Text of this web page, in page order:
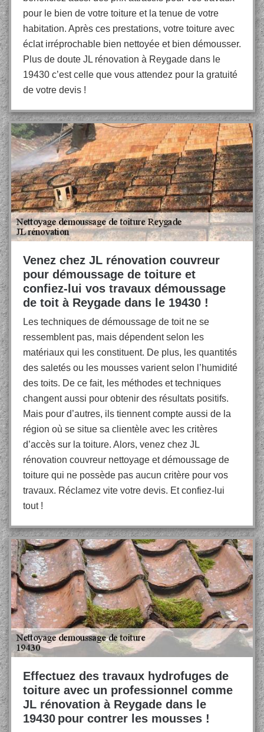
pour le bien de votre toiture et la tenue de votre
habitation. Après ces prestations, votre toiture avec
éclat irréprochable bien nettoyée et bien démousser.
Plus de doute JL rénovation à Reygade dans le
19430 c’est celle que vous attendez pour la gratuité
de votre devis !
Venez chez JL rénovation couvreur
pour démoussage de toiture et
confiez-lui vos travaux démoussage
de toit à Reygade dans le 19430 !
Les techniques de démoussage de toit ne se
ressemblent pas, mais dépendent selon les
matériaux qui les constituent. De plus, les quantités
des saletés ou les mousses varient selon l’humidité
des toits. De ce fait, les méthodes et techniques
changent aussi pour obtenir des résultats positifs.
Mais pour d’autres, ils tiennent compte aussi de la
région où se situe sa clientèle avec les critères
d’accès sur la toiture. Alors, venez chez JL
rénovation couvreur nettoyage et démoussage de
toiture qui ne possède pas aucun critère pour vos
travaux. Réclamez vite votre devis. Et confiez-lui
tout !
Effectuez des travaux hydrofuges de
toiture avec un professionnel comme
JL rénovation à Reygade dans le
19430 pour contrer les mousses !